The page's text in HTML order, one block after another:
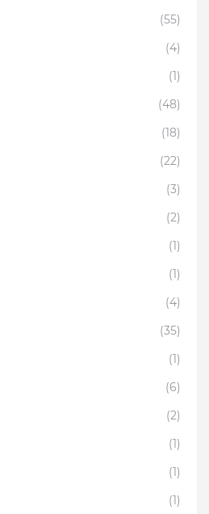
(55)
(4)
(1)
(48)
(18)
(22)
(3)
(2)
(1)
(1)
(4)
(35)
(1)
(6)
(2)
(1)
(1)
(1)